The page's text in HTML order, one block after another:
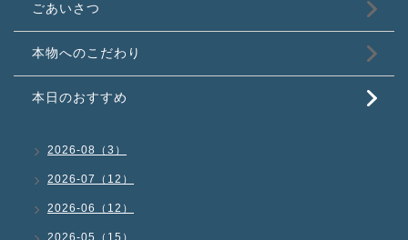
ごあいさつ
本物へのこだわり
本日のおすすめ
2026-08（3）
2026-07（12）
2026-06（12）
2026-05（15）